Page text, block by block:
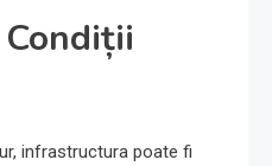
infrastructura poate fi